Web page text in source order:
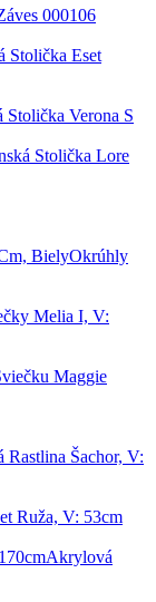
000106
Stolička Eset
Stolička Verona S
Stolička Lore
Okrúhly
Melia I, V:
Maggie
Rastlina Šachor, V:
Ruža, V: 53cm
Akrylová